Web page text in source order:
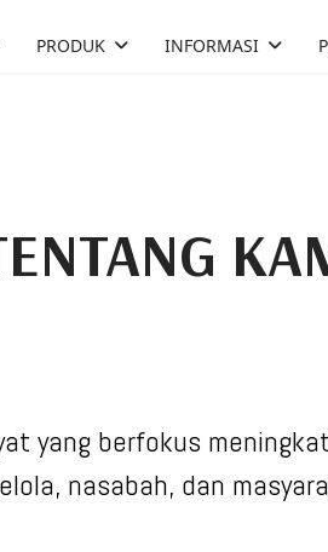
PRODUK INFORMASI
yang berfokus
nasabah, dan